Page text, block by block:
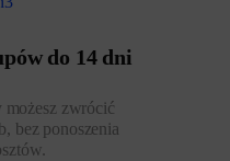
do 14 dni
zwrócić
bez ponoszenia